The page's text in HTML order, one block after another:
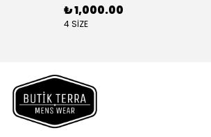
₺ 1,000.00
4 SİZE